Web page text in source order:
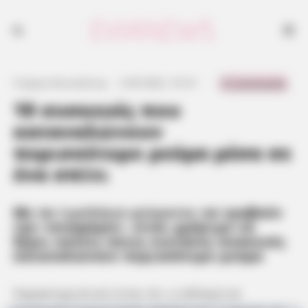
10 συσκευές που
καταναλώνουν
περισσότερο ρεύμα μέσα σε
ένα σπίτι
Με τα τιμολόγια ρεύματοςνα τραβούν
την «ανηφόρα», είναι χρήσιμο να
ξέρει κανείς ποιες οικιακές συσκευές